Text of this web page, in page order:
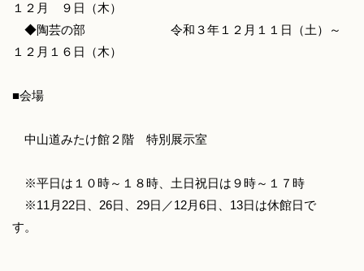
１２月 ９日（木）
◆陶芸の部 令和３年１２月１１日（土）～
１２月１６日（木）
■会場
中山道みたけ館２階 特別展示室
※平日は１０時～１８時、土日祝日は９時～１７時
※11月22日、26日、29日／12月6日、13日は休館日で
す。